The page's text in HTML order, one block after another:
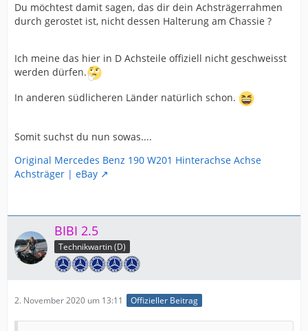
Du möchtest damit sagen, das dir dein Achsträgerrahmen
durch gerostet ist, nicht dessen Halterung am Chassie ?
Ich meine das hier in D Achsteile offiziell nicht geschweisst
werden dürfen.
In anderen südlicheren Länder natürlich schon.
Somit suchst du nun sowas....
Original Mercedes Benz 190 W201 Hinterachse Achse
Achsträger | eBay
BIBI 2.5
Technikwartin (D)
2. November 2020 um 13:11 Offizieller Beitrag